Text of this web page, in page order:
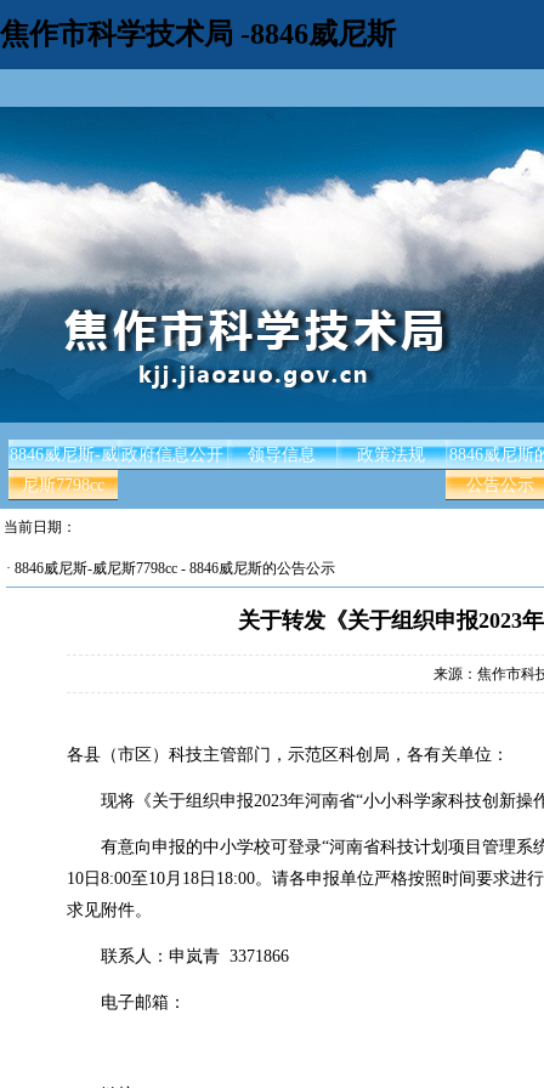
焦作市科学技术局 -8846威尼斯
8846威尼斯-威
尼斯7798cc
政府信息公开 领导信息 政策法规
8846威尼斯
公告公示
当前日期：
· 8846威尼斯-威尼斯7798cc - 8846威尼斯的公告公示
关于转发《关于组织申报2023
来源：焦作市
各县（市区）科技主管部门，示范区科创局，各有关单位：
现将《关于组织申报2023年河南省“小小科学家科技创新操
有意向申报的中小学校可登录“河南省科技计划项目管理系
10 日 8:00至 10月 18 日 18:00。请各申报单位严格按照时间要求进
求见附件。
联系人：申岚青 3371866
电子邮箱：